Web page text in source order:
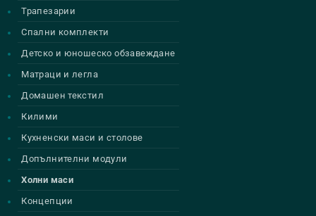
Трапезарии
Спални комплекти
Детско и юношеско обзавеждане
Матраци и легла
Домашен текстил
Килими
Кухненски маси и столове
Допълнителни модули
Холни маси
Концепции